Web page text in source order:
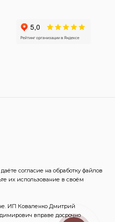
согласие на обработку файлов
их использование в своём
ИП Коваленко Дмитрий
вправе досрочно